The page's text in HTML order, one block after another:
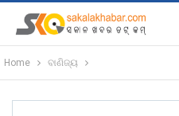
Home ବାଣିଜ୍ୟ